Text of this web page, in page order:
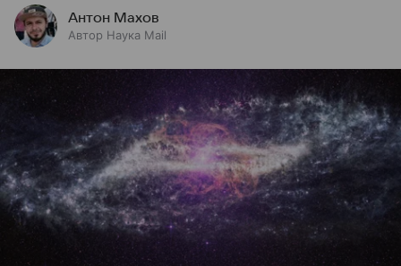
Антон Махов
Автор Наука Mail